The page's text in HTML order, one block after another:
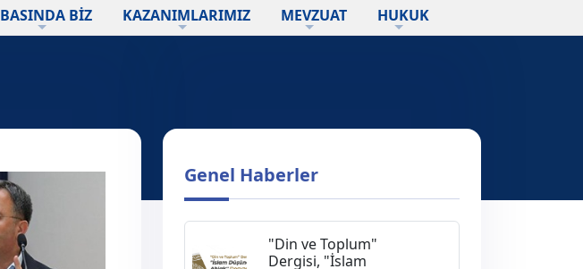
BASINDA BİZ KAZANIMLARIMIZ MEVZUAT HUKUK
Genel Haberler
"Din ve Toplum"
Dergisi, "İslam